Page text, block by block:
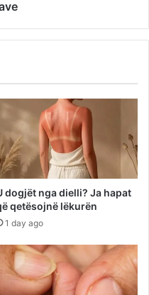
dogjët nga dielli? Ja hapat
qetësojnë lëkurën
1 day ago